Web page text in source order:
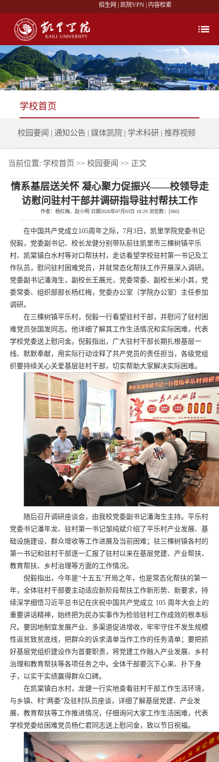
招生网 凯院VPN 内容检索
学校首页
校园要闻 | 通知公告| 媒体凯院| 学术科研| 推荐视频
当前位置: 学校首页 >> 校园要闻 >> 正文
情系基层送关怀 凝心聚力促振兴——校领导走
访慰问驻村干部并调研指导驻村帮扶工作
作者：杨红梅、赵小明 日期2026年07月03日 18:29 浏览数：[360]
在中国共产党成立105周年之际，7月3日，凯里学院党委书记
倪毅，党委副书记、校长龙健分别带队前往凯里市三棵树镇平乐
村、凯棠镇白水村等对口帮扶村，走访看望学校驻村第一书记及工
作队员，慰问驻村困难党员，并就常态化帮扶工作开展深入调研。
党委副书记潘海生，副校长王展光，党委常委、副校长米小其，党
委常委、组织部部长杨红梅，党委办公室（学院办公室）主任参加
调研。
在三棵树镇平乐村，倪毅一行看望驻村干部，并慰问了驻村困
难党员张国发同志。他详细了解其工作生活情况和实际困难，代表
学校党委送上慰问金。倪毅指出，广大驻村干部长期扎根基层一
线、默默奉献，用实际行动诠释了共产党员的责任担当，各级党组
织要持续关心关爱基层驻村干部，切实帮助大家解决实际困难。
随后召开调研座谈会，由我校党委副书记潘海生主持。平乐村
党委书记潘年龙、驻村第一书记邹纯斌介绍了平乐村产业发展、基
础设施建设、群众增收等工作进展及当前困难；驻三棵树镇各村的
第一书记和驻村干部逐一汇报了驻村以来在基层党建、产业帮扶、
教育帮扶、乡村治理等方面的工作情况。
倪毅指出，今年是“十五五”开局之年，也是常态化帮扶的第一
年，全体驻村干部要主动适应新阶段帮扶工作新形势、新要求，持
续深学细悟习近平总书记在庆祝中国共产党成立 105 周年大会上的
重要讲话精神，始终把为民办实事作为检验驻村工作成效的根本标
尺。要因地制宜发展产业、多渠道促进增收，牢牢守住不发生规模
性返贫致贫底线，把群众的诉求清单当作工作的任务清单；要把抓
好基层党组织建设作为首要职责，将党建工作融入产业发展、乡村
治理和教育帮扶等各项任务之中。全体干部要沉下心来、扑下身
子，以实干实绩赢得群众口碑。
在凯棠镇白水村，龙健一行实地查看驻村干部工作生活环境，
与乡镇、村“两委”及驻村队员座谈，详细了解基层党建、产业发
展、教育帮扶等工作推进情况，仔细询问大家工作生活困难，代表
学校党委给困难党员杨仁君同志送上慰问金，致以节日祝福。